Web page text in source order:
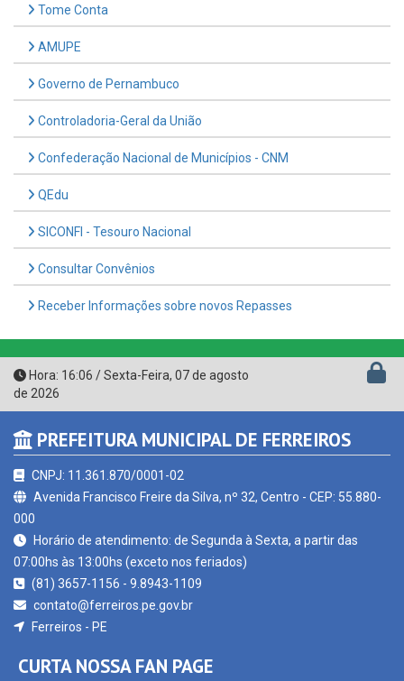
AMUPE
Governo de Pernambuco
Controladoria-Geral da União
Confederação Nacional de Municípios - CNM
QEdu
SICONFI - Tesouro Nacional
Consultar Convênios
Receber Informações sobre novos Repasses
Hora:16:06/Sexta-Feira,07 de agosto
de 2026
PREFEITURA MUNICIPAL DE FERREIROS
CNPJ: 11.361.870/0001-02
000
Horário de atendimento: de Segunda à Sexta, a partir das
contato@ferreiros.pe.gov.br
Ferreiros - PE
CURTA NOSSA FAN PAGE